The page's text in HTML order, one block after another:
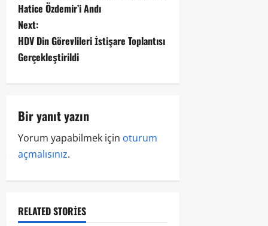
Hatice Özdemir’i Andı
Next:
HDV Din Görevlileri İstişare Toplantısı
Gerçekleştirildi
Bir yanıt yazın
Yorum yapabilmek için oturum
açmalısınız.
RELATED STORIES